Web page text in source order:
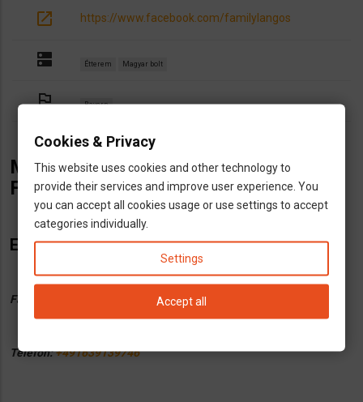
open_in_new https://www.facebook.com/familylangos
dns Étterem Magyar bolt
outlined_flag Bayern
Magyar lángosozó Münchenben.
Family Lángos.
Elérhetőségek:
Facebook: https://www.facebook.com/familylangos
Telefon:+491639139746
Cookies & Privacy
This website uses cookies and other technology to
provide their services and improve user experience. You
you can accept all cookies usage or use settings to accept
categories individually.
Settings
Accept all